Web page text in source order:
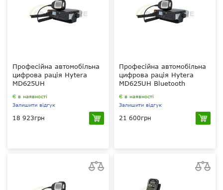
Професійна автомобільна
цифрова рація Hytera
MD625UH
Є в наявності
Залишити відгук
18 923грн
Професійна автомобільна
цифрова рація Hytera
MD625UH Bluetooth
Є в наявності
Залишити відгук
21 600грн